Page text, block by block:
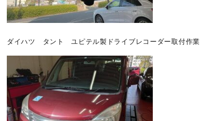
ダイハツ タント ユピテル製ドライブレコーダー取付作業